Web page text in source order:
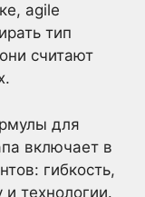
agile
тип
считают
для
включает в
гибкость,
технологии.